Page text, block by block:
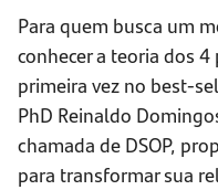
Para quem busca um
conhecer a teoria dos
primeira vez no best-
PhD Reinaldo
chamada de DSOP,
para transformar sua